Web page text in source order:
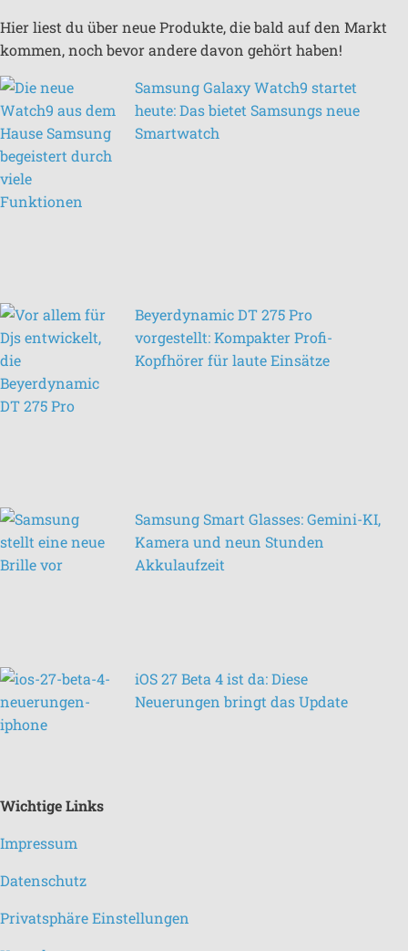
Hier liest du über neue Produkte, die bald auf den Markt
kommen, noch bevor andere davon gehört haben!
Samsung Galaxy Watch9 startet
heute: Das bietet Samsungs neue
Smartwatch
Beyerdynamic DT 275 Pro
vorgestellt: Kompakter Profi-
Kopfhörer für laute Einsätze
Samsung Smart Glasses: Gemini-KI,
Kamera und neun Stunden
Akkulaufzeit
iOS 27 Beta 4 ist da: Diese
Neuerungen bringt das Update
Wichtige Links
Impressum
Datenschutz
Privatsphäre Einstellungen